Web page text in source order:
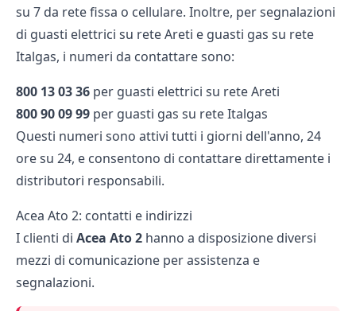
su 7 da rete fissa o cellulare. Inoltre, per segnalazioni
di guasti elettrici su rete Areti e guasti gas su rete
Italgas, i numeri da contattare sono:
800 13 03 36 per guasti elettrici su rete Areti
800 90 09 99 per guasti gas su rete Italgas
Questi numeri sono attivi tutti i giorni dell'anno, 24
ore su 24, e consentono di contattare direttamente i
distributori responsabili.
Acea Ato 2: contatti e indirizzi
I clienti di Acea Ato 2 hanno a disposizione diversi
mezzi di comunicazione per assistenza e
segnalazioni.